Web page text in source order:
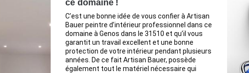
ce domaine !
C’est une bonne idée de vous confier à Artisan
Bauer peintre d’intérieur professionnel dans ce
domaine à Genos dans le 31510 et qu’il vous
garantit un travail excellent et une bonne
protection de votre intérieur pendant plusieurs
années. De ce fait Artisan Bauer, possède
également tout le matériel nécessaire qui